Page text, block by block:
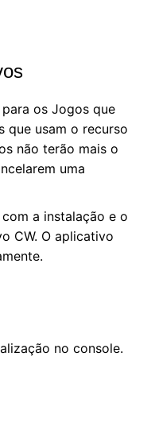
os Jogos que
que usam o recurso
não terão mais o
uma
a instalação e o
CW. O aplicativo
no console.